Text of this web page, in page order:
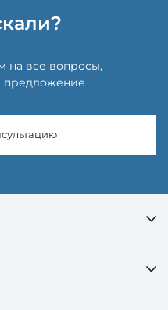
на все вопросы,
предложение